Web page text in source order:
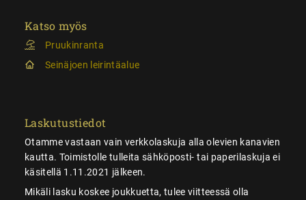
Katso myös
Pruukinranta
Seinäjoen leirintäalue
Laskutustiedot
Otamme vastaan vain verkkolaskuja alla olevien kanavien
kautta. Toimistolle tulleita sähköposti- tai paperilaskuja ei
käsitellä 1.11.2021 jälkeen.
Mikäli lasku koskee joukkuetta, tulee viitteessä olla